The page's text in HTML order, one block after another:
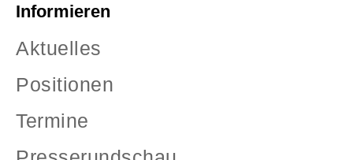
Informieren
Aktuelles
Positionen
Termine